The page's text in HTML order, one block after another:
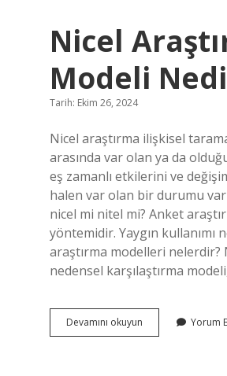
Nicel
Modeli
Tarih: Ekim 26, 2024
Nicel araştırma ilişkisel
arasında var olan ya da
eş zamanlı etkilerini ve
halen var olan bir durumu var
nicel mi nitel mi? Anket
yöntemidir. Yaygın kullanımı
araştırma modelleri nelerdir?
nedensel karşılaştırma
Devamını okuyun
Araştırma
Yorum